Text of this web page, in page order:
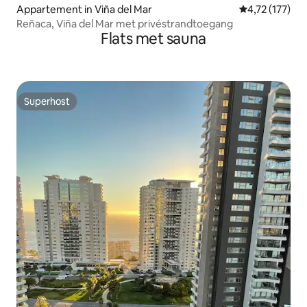
Appartement in Viña del Mar Gemiddelde
4,72 (177)
Reñaca, Viña del Mar met privéstrandtoegang
Flats met sauna
Superhost
Superhost